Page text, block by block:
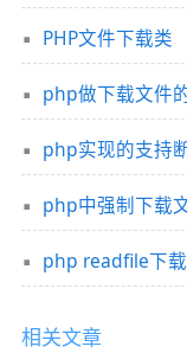
PHP文件下载类
php做下载文件
php实现的支持
php readfile下
相关文章